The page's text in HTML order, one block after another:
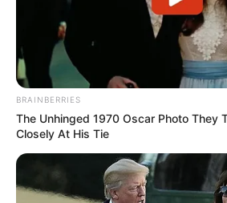
BRAINBERRIES
The Unhinged 1970 Oscar Photo They
Closely At His Tie